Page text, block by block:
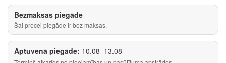
Bezmaksas piegāde
Šai precei piegāde ir bez maksas.
Aptuvenā piegāde: 10.08–13.08